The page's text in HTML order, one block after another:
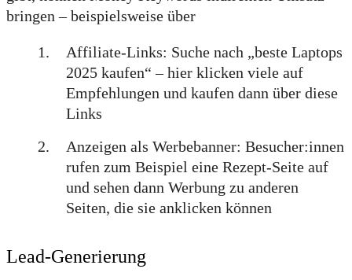
bringen – beispielsweise über
Affiliate-Links: Suche nach „beste Laptops
2025 kaufen“ – hier klicken viele auf
Empfehlungen und kaufen dann über diese
Links
Anzeigen als Werbebanner: Besucher:innen
rufen zum Beispiel eine Rezept-Seite auf
und sehen dann Werbung zu anderen
Seiten, die sie anklicken können
Lead-Generierung